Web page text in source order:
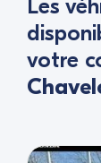
Les
votre